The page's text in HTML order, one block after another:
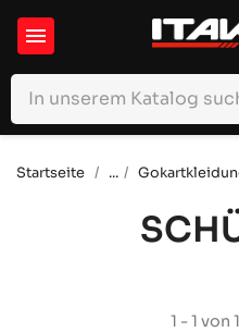

Startseite ...
1 - 1 von